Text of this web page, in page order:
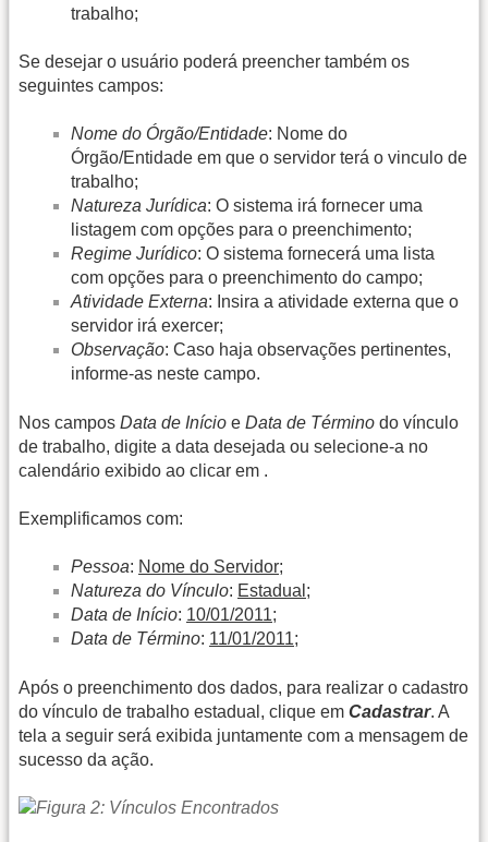
trabalho;
Se desejar o usuário poderá preencher também os
seguintes campos:
Nome do Órgão/Entidade: Nome do
Órgão/Entidade em que o servidor terá o vinculo de
trabalho;
Natureza Jurídica: O sistema irá fornecer uma
listagem com opções para o preenchimento;
Regime Jurídico: O sistema fornecerá uma lista
com opções para o preenchimento do campo;
Atividade Externa: Insira a atividade externa que o
servidor irá exercer;
Observação: Caso haja observações pertinentes,
informe-as neste campo.
Nos campos Data de Início e Data de Término do vínculo
de trabalho, digite a data desejada ou selecione-a no
calendário exibido ao clicar em .
Exemplificamos com:
Pessoa: Nome do Servidor;
Natureza do Vínculo: Estadual ;
Data de Início: 10/01/2011;
Data de Término: 11/01/2011;
Após o preenchimento dos dados, para realizar o cadastro
do vínculo de trabalho estadual, clique em Cadastrar. A
tela a seguir será exibida juntamente com a mensagem de
sucesso da ação.